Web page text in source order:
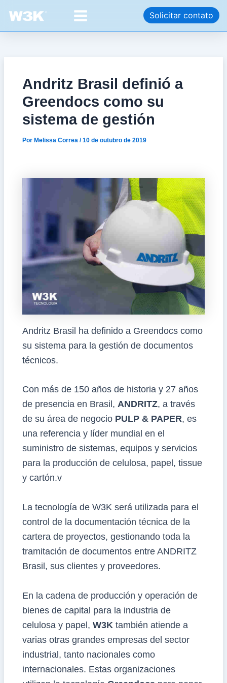
para
o
Main
Menu
Solicitar contato
Andritz Brasil definió a
Greendocs como su
sistema de gestión
Por Melissa Correa /10 de outubro de 2019
Andritz Brasil ha definido a Greendocs como
su sistema para la gestión de documentos
técnicos.
Con más de 150 años de historia y 27 años
de presencia en Brasil, ANDRITZ, a través
de su área de negocio PULP & PAPER, es
una referencia y líder mundial en el
suministro de sistemas, equipos y servicios
para la producción de celulosa, papel, tissue
y cartón.v
La tecnología de W3K será utilizada para el
control de la documentación técnica de la
cartera de proyectos, gestionando toda la
tramitación de documentos entre ANDRITZ
Brasil, sus clientes y proveedores.
En la cadena de producción y operación de
bienes de capital para la industria de
celulosa y papel, W3Ktambién atiende a
varias otras grandes empresas del sector
industrial, tanto nacionales como
internacionales. Estas organizaciones
navigation